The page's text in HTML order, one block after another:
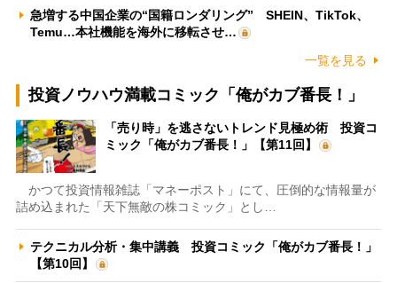
急増する中国企業の“国籍ロンダリング” SHEIN、TikTok、
Temu…本社機能を海外に移転させ…
一覧を見る
投資ノウハウ満載コミック「俺がカブ番長！」
「売り時」を逃さないトレンド見極め術 投資コ
ミック「俺がカブ番長！」【第11回】
かつて投資情報雑誌「マネーポスト」にて、圧倒的な情報量が
詰め込まれた「天下無敵の株コミック」とし…
テクニカル分析・集中講義 投資コミック「俺がカブ番長！」
【第10回】